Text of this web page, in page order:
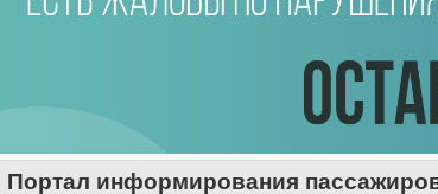
Портал информирования